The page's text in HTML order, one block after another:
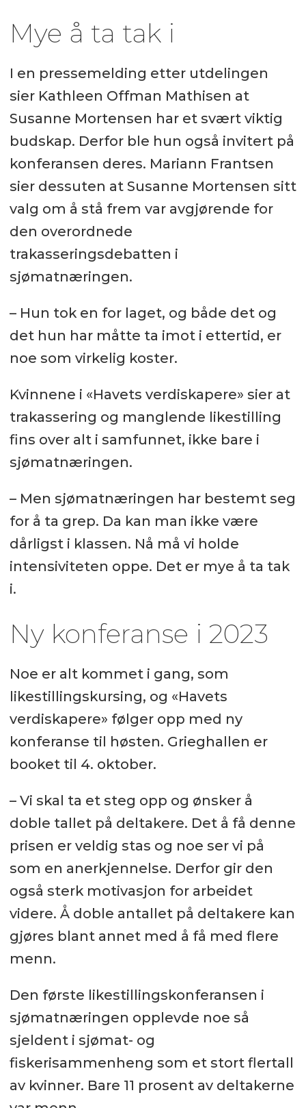
Mye å ta tak i
I en pressemelding etter utdelingen
sier Kathleen Offman Mathisen at
Susanne Mortensen har et svært viktig
budskap. Derfor ble hun også invitert på
konferansen deres. Mariann Frantsen
sier dessuten at Susanne Mortensen sitt
valg om å stå frem var avgjørende for
den overordnede
trakasseringsdebatten i
sjømatnæringen.
– Hun tok en for laget, og både det og
det hun har måtte ta imot i ettertid, er
noe som virkelig koster.
Kvinnene i «Havets verdiskapere» sier at
trakassering og manglende likestilling
fins over alt i samfunnet, ikke bare i
sjømatnæringen.
– Men sjømatnæringen har bestemt seg
for å ta grep. Da kan man ikke være
dårligst i klassen. Nå må vi holde
intensiviteten oppe. Det er mye å ta tak
i.
Ny konferanse i 2023
Noe er alt kommet i gang, som
likestillingskursing, og «Havets
verdiskapere» følger opp med ny
konferanse til høsten. Grieghallen er
booket til 4. oktober.
– Vi skal ta et steg opp og ønsker å
doble tallet på deltakere. Det å få denne
prisen er veldig stas og noe ser vi på
som en anerkjennelse. Derfor gir den
også sterk motivasjon for arbeidet
videre. Å doble antallet på deltakere kan
gjøres blant annet med å få med flere
menn.
Den første likestillingskonferansen i
sjømatnæringen opplevde noe så
sjeldent i sjømat- og
fiskerisammenheng som et stort flertall
av kvinner. Bare 11 prosent av deltakerne